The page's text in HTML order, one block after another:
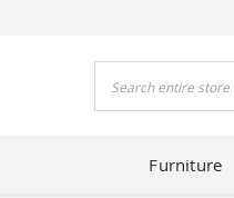
Furniture